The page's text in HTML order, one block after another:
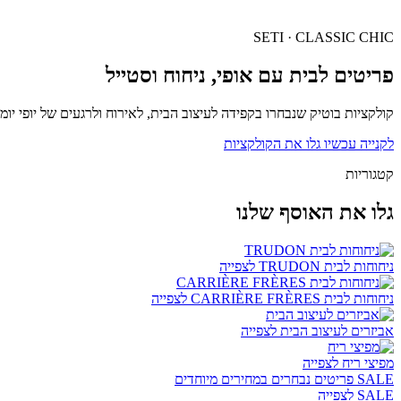
SETI · CLASSIC CHIC
פריטים לבית עם אופי, ניחוח וסטייל
קולקציות בוטיק שנבחרו בקפידה לעיצוב הבית, לאירוח ולרגעים של יופי
לקנייה עכשיו גלו את הקולקציות
קטגוריות
גלו את האוסף שלנו
ניחוחות לבית TRUDON לצפייה
ניחוחות לבית CARRIÈRE FRÈRES לצפייה
אביזרים לעיצוב הבית לצפייה
מפיצי ריח לצפייה
SALE פריטים נבחרים במחירים מיוחדים
SALE לצפייה